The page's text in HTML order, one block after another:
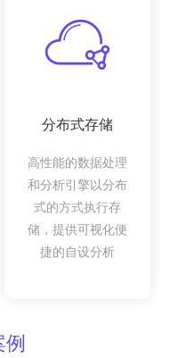
分布式存储
高性能的数据处理
和分析引擎以分布
式的方式执行存
储，提供可视化便
捷的自设分析